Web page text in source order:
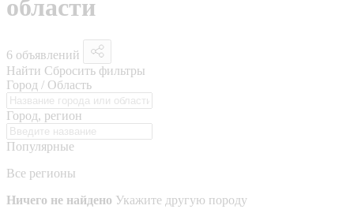
области
6 объявлений
Найти Сбросить фильтры
Город / Область
Город, регион
Популярные
Все регионы
Ничего не найдено Укажите другую породу